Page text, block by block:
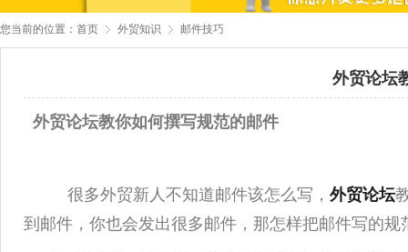
您当前的位置： 首页 外贸知识 邮件技巧
外贸论坛
外贸论坛教你如何撰写规范的邮件
很多外贸新人不知道邮件该怎么写， 外贸论坛
到邮件，你也会发出很多邮件，那怎样把邮件写的规